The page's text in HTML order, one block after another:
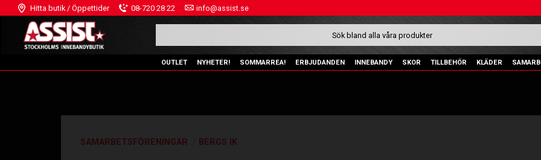
Hitta butik / Öppettider 08-720 28 22 info@assist.se
OUTLET NYHETER! SOMMARREA! ERBJUDANDEN INNEBANDY SKOR TILLBEHÖR KLÄDER
SAMARBETSFÖRENINGAR BERGS IK